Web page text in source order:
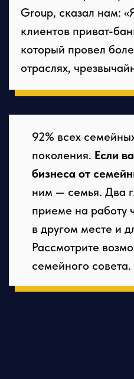
подшивать
Эта
бизнес в
Group, сказал нам:
клиентов приват-
который провел
отраслях,
92% всех
поколения. Если
бизнеса от
ним — семья. Два
приеме на работу
в другом месте и
Рассмотрите
семейного совета.